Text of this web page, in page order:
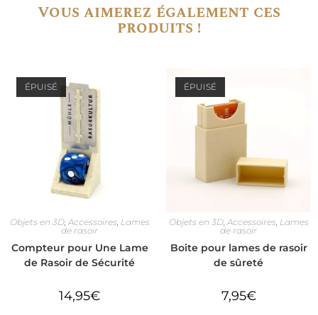
Vous aimerez également ces
produits !
ÉPUISÉ
Objets en 3D,Accessoires, Lames
de rasoir
Compteur pour Une Lame
de Rasoir de Sécurité
14,95€
ÉPUISÉ
Objets en 3D,Accessoires, Lames
de rasoir
Boite pour lames de rasoir
de sûreté
7,95€